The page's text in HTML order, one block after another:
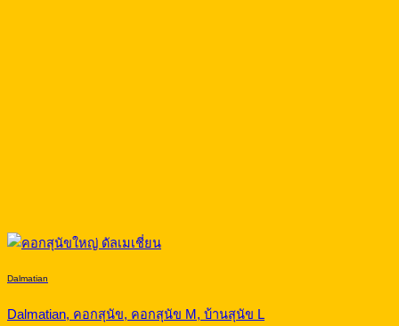
Dalmatian
Dalmatian, คอกสุนัข, คอกสุนัข M, บ้านสุนัข L